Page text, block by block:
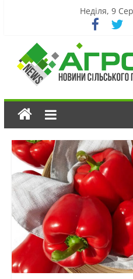
Неділя, 9